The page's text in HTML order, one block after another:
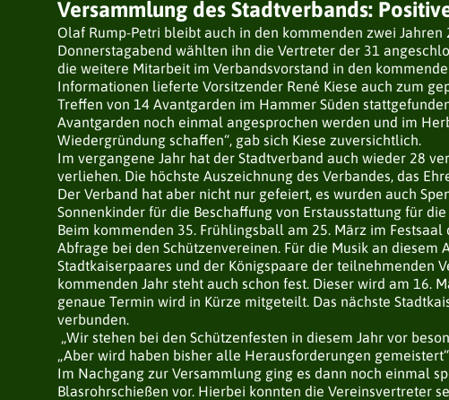
Versammlung des Stadtverbands:
Olaf Rump-Petri bleibt auch in den kommenden zwei
Donnerstagabend wählten ihn die Vertreter der 31
die weitere Mitarbeit im Verbandsvorstand in den
Informationen lieferte Vorsitzender René Kiese auch zum
Treffen von 14 Avantgarden im Hammer Süden
Avantgarden noch einmal angesprochen werden und im
Wiedergründung schaffen“, gab sich Kiese zuversichtlich.
Im vergangene Jahr hat der Stadtverband auch wieder 28
verliehen. Die höchste Auszeichnung des Verbandes, das
Der Verband hat aber nicht nur gefeiert, es wurden auch
Sonnenkinder für die Beschaffung von Erstausstattung für
Beim kommenden 35. Frühlingsball am 25. März im
Abfrage bei den Schützenvereinen. Für die Musik an
Stadtkaiserpaares und der Königspaare der teilnehmenden
kommenden Jahr steht auch schon fest. Dieser wird am 16.
genaue Termin wird in Kürze mitgeteilt. Das nächste
verbunden.
„Wir stehen bei den Schützenfesten in diesem Jahr vor
„Aber wird haben bisher alle Herausforderungen
Im Nachgang zur Versammlung ging es dann noch einmal
Blasrohrschießen vor. Hierbei konnten die Vereinsvertreter